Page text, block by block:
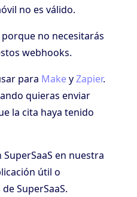
no es válido.
no necesitarás
webhooks.
para MakeyZapier.
quieras enviar
la cita haya tenido
en nuestra
útil o
SuperSaaS.